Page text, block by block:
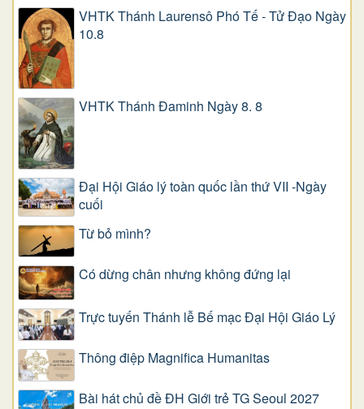
VHTK Thánh Laurensô Phó Tế - Tử Đạo Ngày
10.8
VHTK Thánh Đaminh Ngày 8. 8
Đại Hội Giáo lý toàn quốc lần thứ VII -Ngày
cuối
Từ bỏ mình?
Có dừng chân nhưng không đứng lại
Trực tuyến Thánh lễ Bế mạc Đại Hội Giáo Lý
Thông điệp Magnifica Humanitas
Bài hát chủ đề ĐH Giới trẻ TG Seoul 2027